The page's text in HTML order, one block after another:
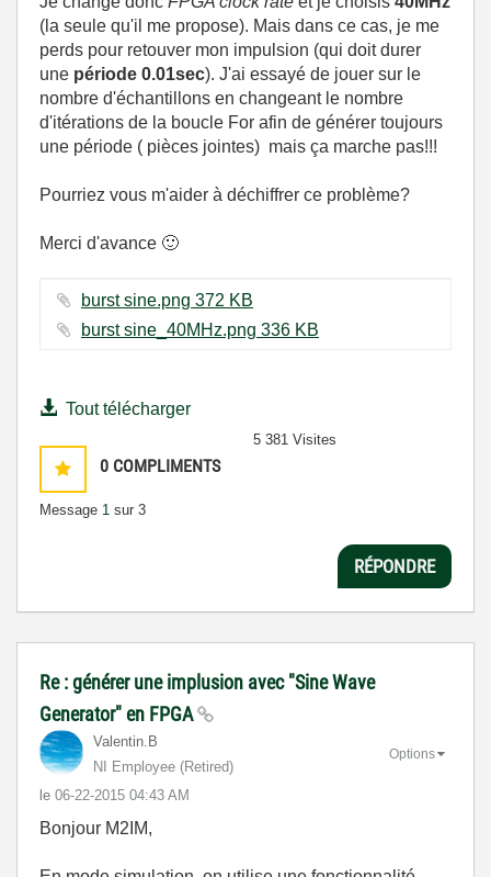
(la seule qu'il me propose). Mais dans ce cas, je me
perds pour retouver mon impulsion (qui doit durer
une période 0.01sec). J'ai essayé de jouer sur le
nombre d'échantillons en changeant le nombre
d'itérations de la boucle For afin de générer toujours
une période ( pièces jointes) mais ça marche pas!!!
Pourriez vous m'aider à déchiffrer ce problème?
Merci d'avance 🙂
burst sine.png ‏372 KB
burst sine_40MHz.png ‏336 KB
Tout télécharger
0 COMPLIMENTS
Message 1 sur 3
5 381 Visites
RÉPONDRE
Re : générer une implusion avec "Sine Wave
Generator" en FPGA
Valentin.B
NI Employee (retired)
le ‎06-22-2015 04:43 AM
Options
Bonjour M2IM,